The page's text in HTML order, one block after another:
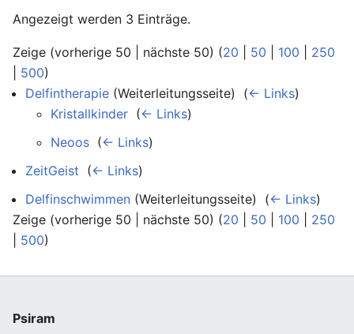
Angezeigt werden 3 Einträge.
Zeige (vorherige 50 | nächste 50) (20 50 100
250
500)
Delfintherapie (Weiterleitungsseite) ‎ (← Links)
Kristallkinder (← Links)
Neoos (← Links)
ZeitGeist (← Links)
Delfinschwimmen (Weiterleitungsseite) ‎ (← Links)
Zeige (vorherige 50 | nächste 50) (20 50 100
250
500)
Psiram